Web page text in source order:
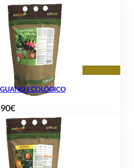
de
precios:
desde
13.90€
hasta
56.90€
ECOLÓGICO
€Rango
de
precios:
desde
11.58€